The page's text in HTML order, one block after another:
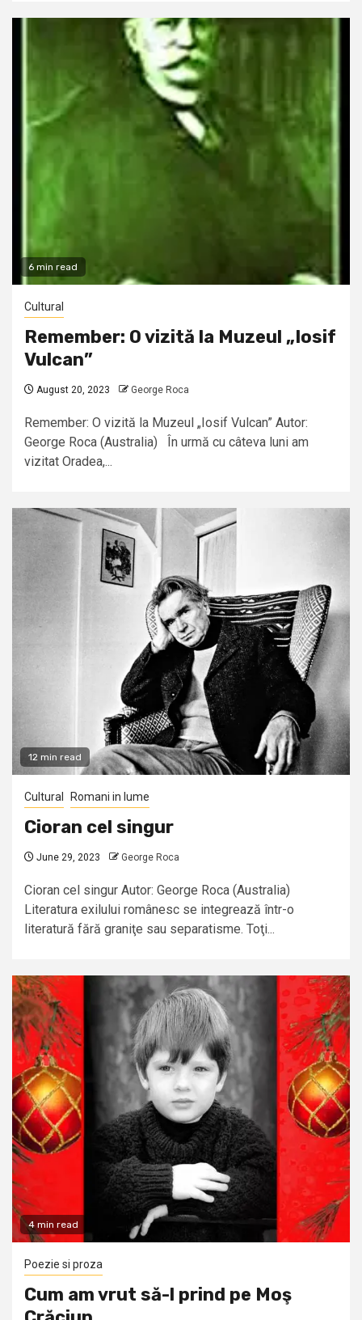
6 min read
Cultural
Remember: O vizită la Muzeul „Iosif
Vulcan”
August 20, 2023 George Roca
Remember: O vizită la Muzeul „Iosif Vulcan” Autor:
George Roca (Australia) În urmă cu câteva luni am
vizitat Oradea,...
12 min read
Cultural Romani in lume
Cioran cel singur
June 29, 2023 George Roca
Cioran cel singur Autor: George Roca (Australia)
Literatura exilului românesc se integrează într-o
literatură fără graniţe sau separatisme. Toţi...
4 min read
Poezie si proza
Cum am vrut să-l prind pe Moş